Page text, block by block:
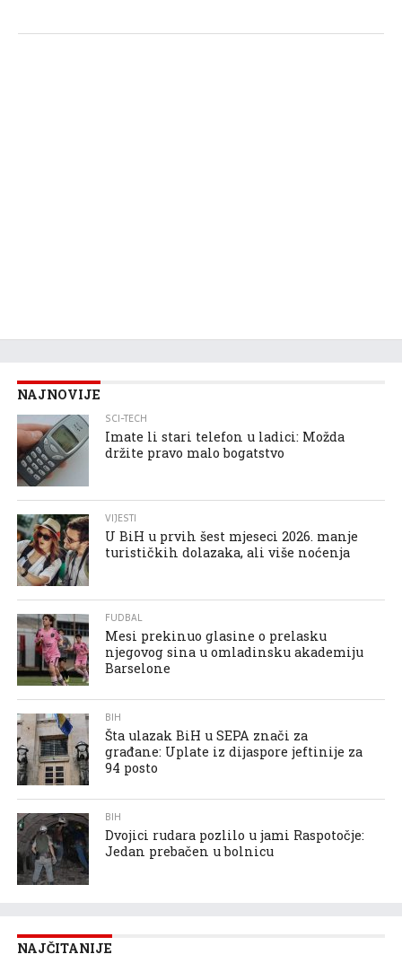
NAJNOVIJE
SCI-TECH
Imate li stari telefon u ladici: Možda
držite pravo malo bogatstvo
VIJESTI
U BiH u prvih šest mjeseci 2026. manje
turističkih dolazaka, ali više noćenja
FUDBAL
Mesi prekinuo glasine o prelasku
njegovog sina u omladinsku akademiju
Barselone
BIH
Šta ulazak BiH u SEPA znači za
građane: Uplate iz dijaspore jeftinije za
94 posto
BIH
Dvojici rudara pozlilo u jami Raspotočje:
Jedan prebačen u bolnicu
NAJČITANIJE